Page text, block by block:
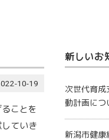
10-19
ことを
ていき
新しいお
次世代育成
動計画につ
新潟市健康